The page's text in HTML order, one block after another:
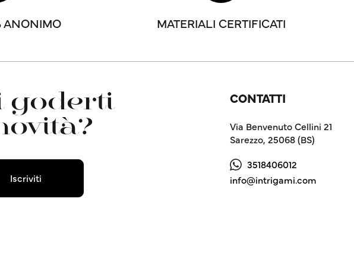
ANONIMO MATERIALI CERTIFICATI
goderti
Iscriviti
CONTATTI
Via Benvenuto Cellini 21
Sarezzo, 25068 (BS)
3518406012
info@intrigami.com